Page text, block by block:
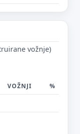
vožnje)
VOŽNJI %